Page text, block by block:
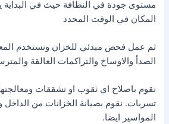
مستوى جودة في النظافة حيث في البداية
المكان في الوقت المحدد
ثم عمل فحص مبدئي للخزان ونستخدم
الصدأ والاوساخ والتراكمات العالقة
نقوم باصلاح اي ثقوب او تشققات
تسربات. نقوم بصيانة الخزانات من الداخل
المواسير ايضا.